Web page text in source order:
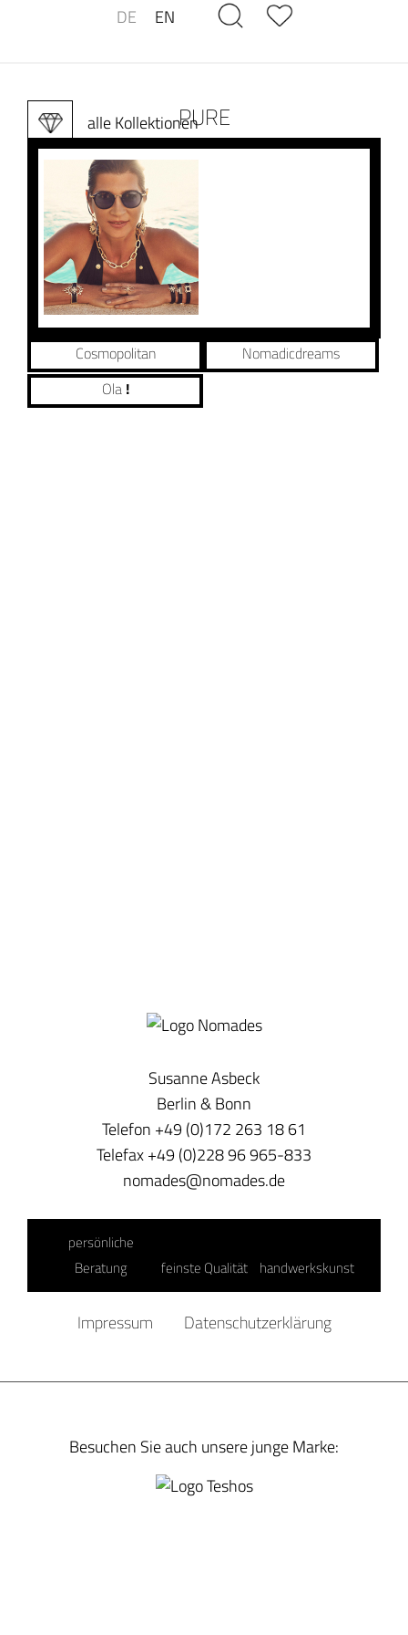
DE EN
alle KollektionenPURE
Cosmopolitan
Nomadicdreams
Ola !
Susanne Asbeck
Berlin & Bonn
Telefon +49 (0)172 263 18 61
Telefax +49 (0)228 96 965-833
nomades@nomades.de
persönliche
Beratung
feinste Qualität handwerkskunst
Impressum Datenschutzerklärung
Besuchen Sie auch unsere junge Marke: